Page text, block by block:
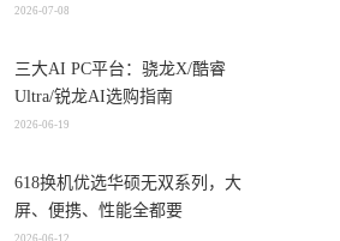
机搞定
2026-07-08
三大AI PC平台：骁龙X/酷睿
Ultra/锐龙AI选购指南
2026-06-19
618换机优选华硕无双系列，大
屏、便携、性能全都要
2026-06-12